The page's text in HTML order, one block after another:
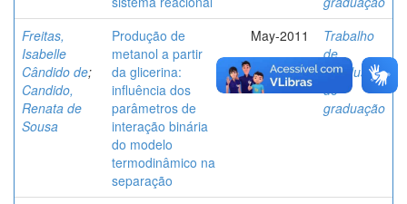
Freitas,
Isabelle
Cândido de;
Candido,
Renata de
Sousa
Produção de
metanol a partir
da glicerina:
influência dos
parâmetros de
interação binária
do modelo
termodinâmico na
separação
May-2011
Trabalho
de
conclusão
de
graduação